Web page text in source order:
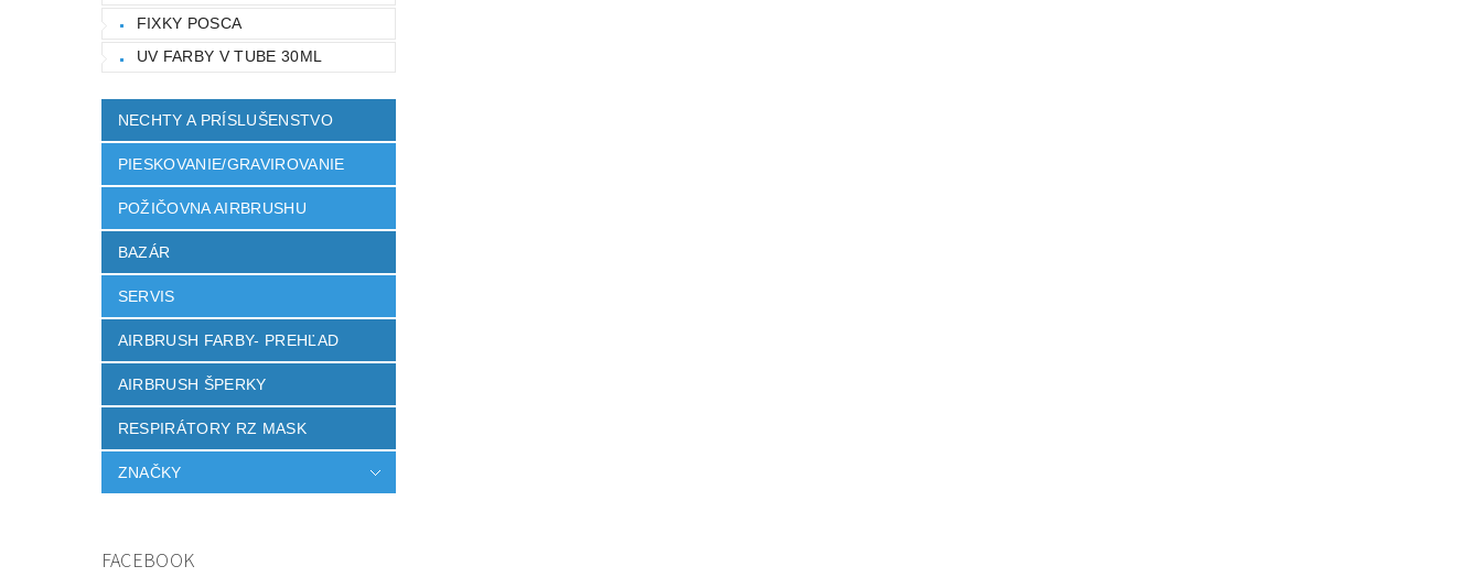
FIXKY POSCA
UV FARBY V TUBE 30ML
NECHTY A PRÍSLUŠENSTVO
PIESKOVANIE/GRAVIROVANIE
POŽIČOVNA AIRBRUSHU
BAZÁR
SERVIS
AIRBRUSH FARBY- PREHĽAD
AIRBRUSH ŠPERKY
RESPIRÁTORY RZ MASK
ZNAČKY
FACEBOOK